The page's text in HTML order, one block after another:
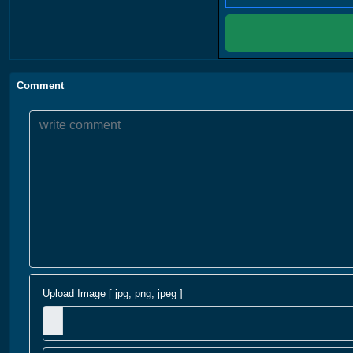
Comment
Upload Image [ jpg, png, jpeg ]